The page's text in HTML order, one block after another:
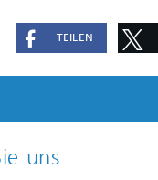
TEILEN
uns